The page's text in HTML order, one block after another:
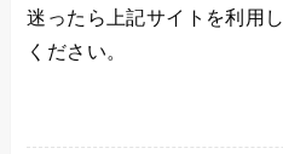
迷ったら上記サイトを利用
ください。